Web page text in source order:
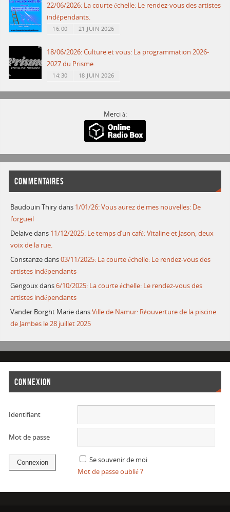
22/06/2026: La courte échelle: Le rendez-vous des artistes
indépendants.
16:00 21 JUIN 2026
18/06/2026: Culture et vous: La programmation 2026-
2027 du Prisme.
14:30 18 JUIN 2026
Merci à:
COMMENTAIRES
Baudouin Thirydans 1/01/26: Vous aurez de mes nouvelles: De
l’orgueil
Delaivedans 11/12/2025: Le temps d’un café: Vitaline et Jason, deux
voix de la rue.
Constanzedans03/11/2025: La courte échelle: Le rendez-vous des
artistes indépendants
Gengouxdans6/10/2025: La courte échelle: Le rendez-vous des
artistes indépendants
Vander Borght MariedansVille de Namur: Réouverture de la piscine
de Jambes le 28 juillet 2025
CONNEXION
Identifiant
Mot de passe
Se souvenir de moi
Mot de passe oublié ?